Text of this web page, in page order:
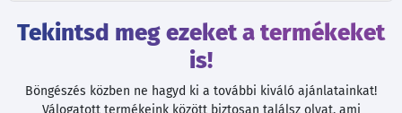
Tekintsd meg ezeket a termékeket
is!
Böngészés közben ne hagyd ki a további kiváló ajánlatainkat!